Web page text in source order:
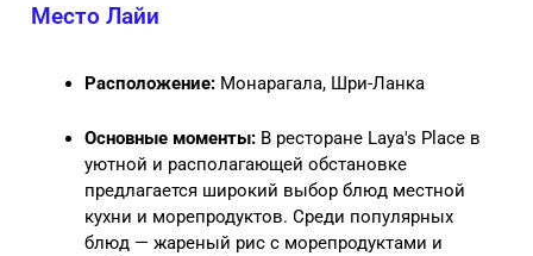
Место Лайи
Расположение: Монарагала, Шри-Ланка
Основные моменты: В ресторане Laya's Place в
уютной и располагающей обстановке
предлагается широкий выбор блюд местной
кухни и морепродуктов. Среди популярных
блюд — жареный рис с морепродуктами и